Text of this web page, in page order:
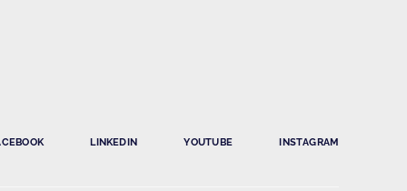
LINKEDIN YOUTUBE INSTAGRAM